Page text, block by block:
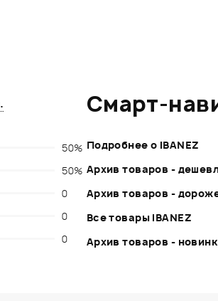
.
50%
50%
0
0
0
Смарт-
Подробнее о IBANEZ
Архив товаров -
Архив товаров -
Все товары IBANEZ
Архив товаров -